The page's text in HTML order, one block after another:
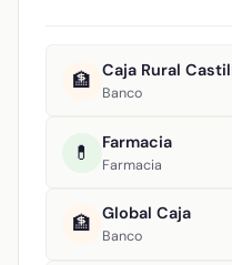
🏦 Caja Rural
Banco
💊 Farmacia
Farmacia
🏦 Global Caja
Banco